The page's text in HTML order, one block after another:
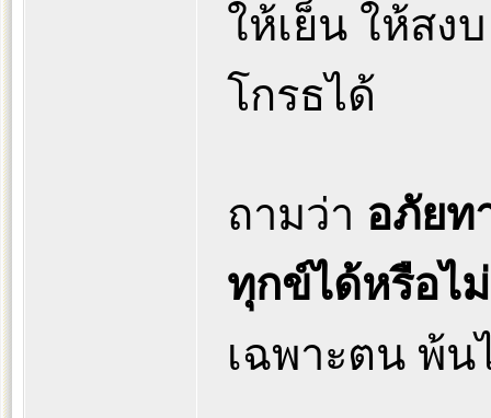
ให้เย็น ให้สง
โกรธได้
ถามว่า อภัยท
ทุกข์ได้หรือไ
เฉพาะตน พ้น